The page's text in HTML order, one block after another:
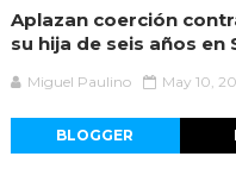
Aplazan coerción
su hija de seis años en
Miguel Paulino May 10,
BLOGGER